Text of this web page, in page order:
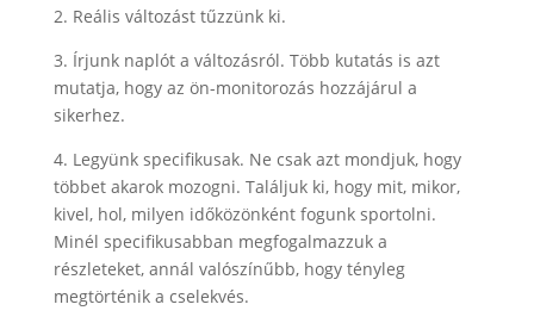
2. Reális változást tűzzünk ki.
3. Írjunk naplót a változásról. Több kutatás is azt
mutatja, hogy az ön-monitorozás hozzájárul a
sikerhez.
4. Legyünk specifikusak. Ne csak azt mondjuk, hogy
többet akarok mozogni. Találjuk ki, hogy mit, mikor,
kivel, hol, milyen időközönként fogunk sportolni.
Minél specifikusabban megfogalmazzuk a
részleteket, annál valószínűbb, hogy tényleg
megtörténik a cselekvés.